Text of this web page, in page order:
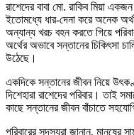
রাশেদের বাবা মো. রাকিব মিয়া
ইতোমধ্যে ধার-দেনা করে অনেক অর্থ
অন্যান্য খরচ বহন করতে গিয়ে
অর্থের অভাবে সন্তানের চিকিৎসা
উঠেছে।
একদিকে সন্তানের জীবন নিয়ে
দিশেহারা রাশেদের পরিবার। তাই
কাছে সন্তানের জীবন বাঁচাতে
পরিবারের সদস্যরা জানান, মানুষের